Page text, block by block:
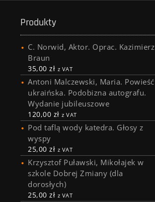
Produkty
C. Norwid, Aktor. Oprac. Kazimierz
Braun
35,00zł z VAT
Antoni Malczewski, Maria. Powieść
ukraińska. Podobizna autografu.
Wydanie jubileuszowe
120,00 zł z VAT
Pod taflą wody katedra. Głosy z
wyspy
25,00zł z VAT
Krzysztof Puławski, Mikołajek w
szkole Dobrej Zmiany (dla
dorosłych)
25,00zł z VAT